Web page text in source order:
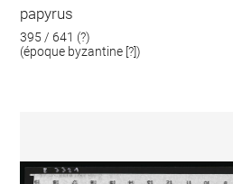
papyrus
395 / 641 (?)
(époque byzantine [?])